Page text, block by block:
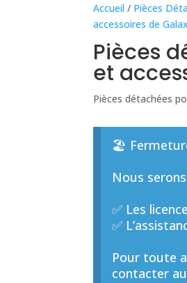
Accueil / Pièces
accessoires de
Pièces
et
Pièces détachées
🏖️
Nous
✅ Les
✅
Pour toute
contacter